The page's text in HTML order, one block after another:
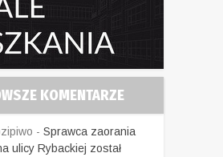
KOMENTARZE
- Sprawca zaorania
ulicy Rybackiej został